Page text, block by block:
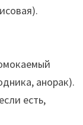
анорак).
есть,